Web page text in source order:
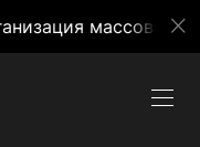
массовых